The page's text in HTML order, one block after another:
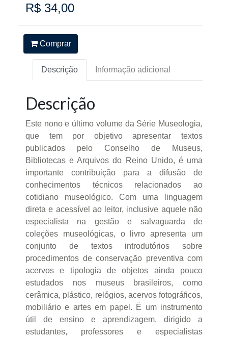
R$ 34,00
Comprar
Descrição Informação adicional
Descrição
Este nono e último volume da Série Museologia,
que tem por objetivo apresentar textos
publicados pelo Conselho de Museus,
Bibliotecas e Arquivos do Reino Unido, é uma
importante contribuição para a difusão de
conhecimentos técnicos relacionados ao
cotidiano museológico. Com uma linguagem
direta e acessível ao leitor, inclusive aquele não
especialista na gestão e salvaguarda de
coleções museológicas, o livro apresenta um
conjunto de textos introdutórios sobre
procedimentos de conservação preventiva com
acervos e tipologia de objetos ainda pouco
estudados nos museus brasileiros, como
cerâmica, plástico, relógios, acervos fotográficos,
mobiliário e artes em papel. Ë um instrumento
útil de ensino e aprendizagem, dirigido a
estudantes, professores e especialistas